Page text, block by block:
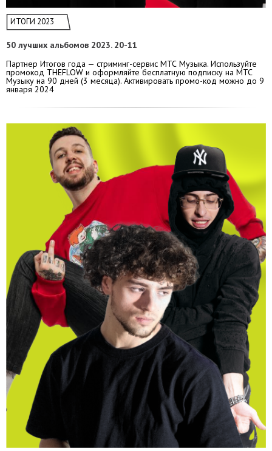
ИТОГИ 2023
50 лучших альбомов 2023. 20-11
Партнер Итогов года — стриминг-сервис МТС Музыка. Используйте
промокод THEFLOW и оформляйте бесплатную подписку на МТС
Музыку на 90 дней (3 месяца). Активировать промо-код можно до 9
января 2024